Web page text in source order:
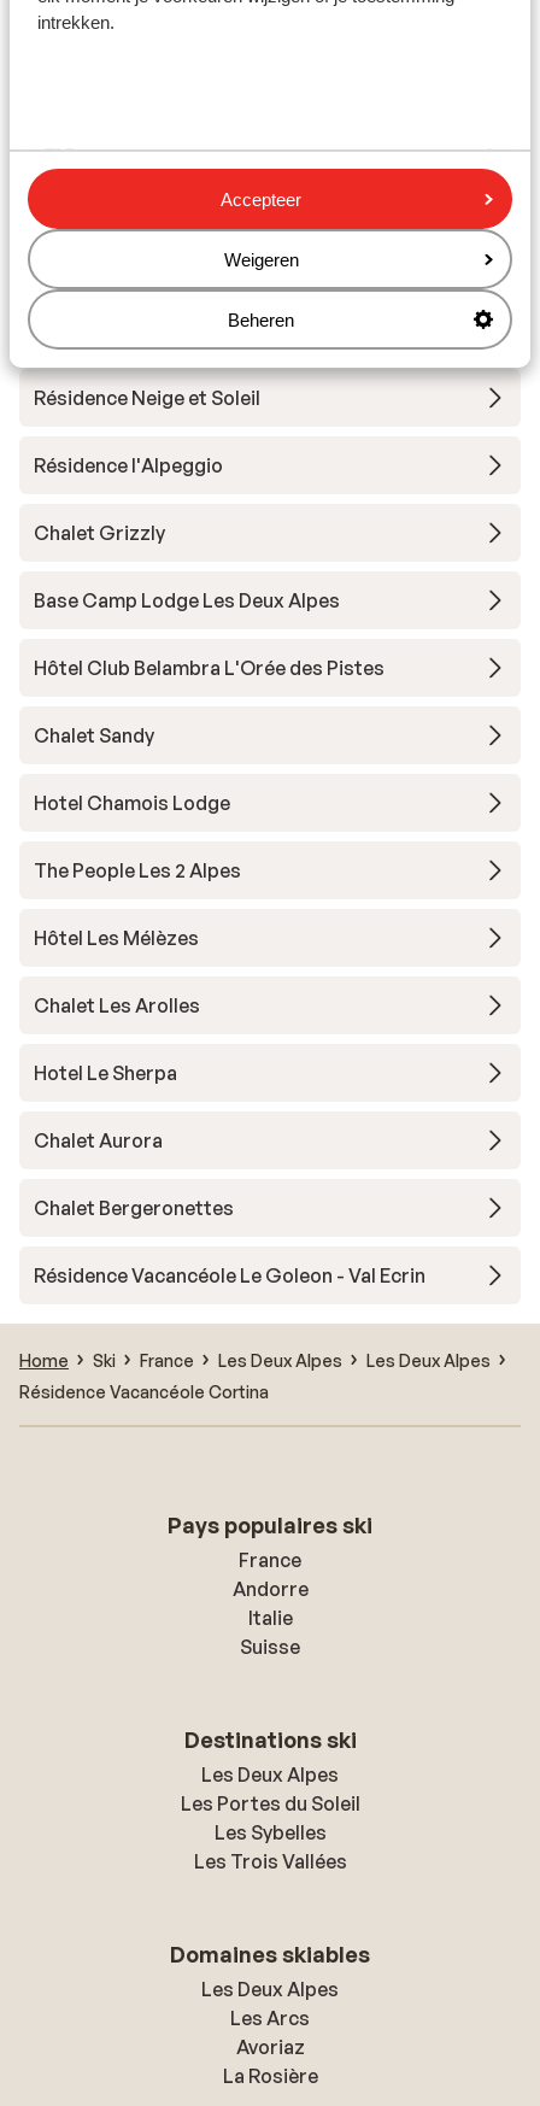
intrekken.
Accepteer
Weigeren
Beheren
Forfait
Matériel
Autres hébergements - Les Deux
Alpes
Hôtel Serre Palas
Résidence Neige et Soleil
Résidence l'Alpeggio
Chalet Grizzly
Base Camp Lodge Les Deux Alpes
Hôtel Club Belambra L'Orée des Pistes
Chalet Sandy
Hotel Chamois Lodge
The People Les 2 Alpes
Hôtel Les Mélèzes
Chalet Les Arolles
Hotel Le Sherpa
Chalet Aurora
Chalet Bergeronettes
Résidence Vacancéole Le Goleon - Val Ecrin
Home Ski France Les Deux Alpes
Les Deux Alpes
Résidence Vacancéole Cortina
Pays populaires ski
France
Andorre
Italie
Suisse
Destinations ski
Les Deux Alpes
Les Portes du Soleil
Les Sybelles
Les Trois Vallées
Domaines skiables
Les Deux Alpes
Les Arcs
Avoriaz
La Rosière